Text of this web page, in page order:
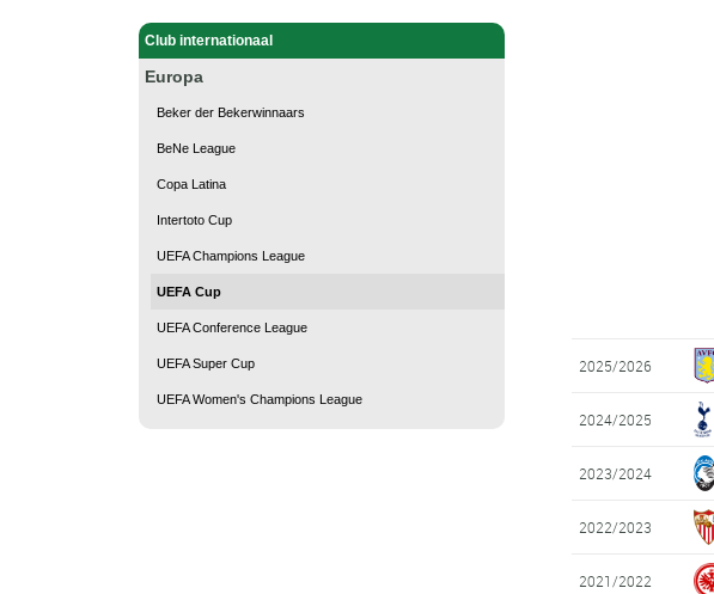
Club internationaal
Europa
Beker der Bekerwinnaars
BeNe League
Copa Latina
Intertoto Cup
UEFA Champions League
UEFA Cup
UEFA Conference League
UEFA Super Cup
UEFA Women's Champions League
2025/2026
2024/2025
2023/2024
2022/2023
2021/2022